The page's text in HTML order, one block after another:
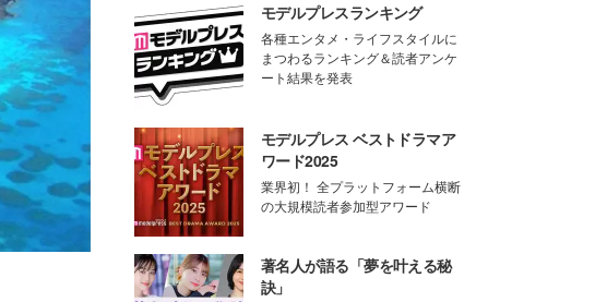
モデルプレスランキング
各種エンタメ・ライフスタイルに
まつわるランキング＆読者アンケ
ート結果を発表
モデルプレス ベストドラマア
ワード2025
業界初！ 全プラットフォーム横断
の大規模読者参加型アワード
著名人が語る「夢を叶える秘
訣」